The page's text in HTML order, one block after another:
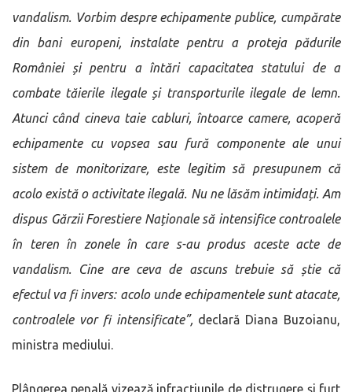
vandalism. Vorbim despre echipamente publice, cumpărate
din bani europeni, instalate pentru a proteja pădurile
României și pentru a întări capacitatea statului de a
combate tăierile ilegale și transporturile ilegale de lemn.
Atunci când cineva taie cabluri, întoarce camere, acoperă
echipamente cu vopsea sau fură componente ale unui
sistem de monitorizare, este legitim să presupunem că
acolo există o activitate ilegală. Nu ne lăsăm intimidați. Am
dispus Gărzii Forestiere Naționale să intensifice controalele
în teren în zonele în care s-au produs aceste acte de
vandalism. Cine are ceva de ascuns trebuie să știe că
efectul va fi invers: acolo unde echipamentele sunt atacate,
controalele vor fi intensificate”, declară Diana Buzoianu,
ministra mediului.
Plângerea penală vizează infracțiunile de distrugere și furt